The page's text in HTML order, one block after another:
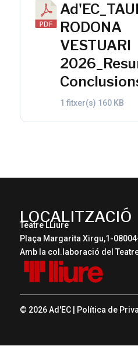
RODONA
VESTUARI
1 fitxer(s) 160 KB
LOCALITZACIÓ
Teatre LLiure
Plaça Margarita Xirgu,1-
Amb la col.laboració del
© 2026 Ad'EC | Política de